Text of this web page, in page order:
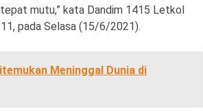
mutu,” kata Dandim 1415 Letkol
pada Selasa (15/6/2021).
Meninggal Dunia di